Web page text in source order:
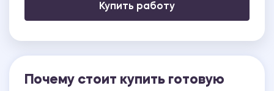
Купить работу
Почему стоит купить готовую